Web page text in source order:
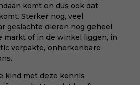
komt en dus ook dat
Sterker nog, veel
geslachte dieren nog geheel
markt of in de winkel liggen, in
verpakte, onherkenbare
kind met deze kennis